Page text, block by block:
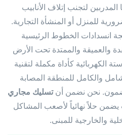
لتجنب إتلاف الأنابيب
للمنزل أو المنشأة التجارية.
انسدادات الخطوط الرئيسية
والعميقة والممتدة تحت الأرض
الكهربائية كأداة مكملة لتقنية
والكامل للمنطقة المصابة
نحن نضمن أنتسليك مجاري
يضمن حلاً نهائياً لأصعب المشاكل
والخارجية للمبنى.